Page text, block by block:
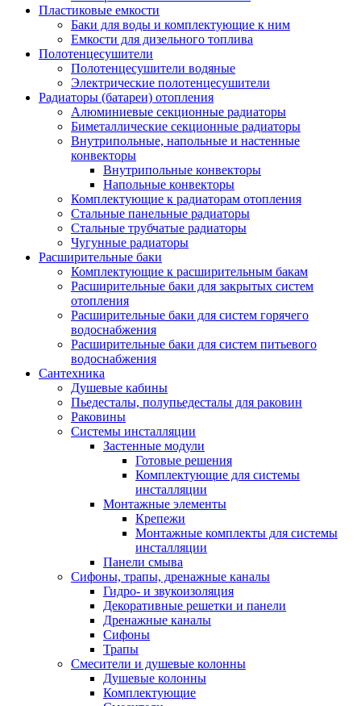
Пластиковые емкости
Баки для воды и комплектующие к ним
Емкости для дизельного топлива
Полотенцесушители
Полотенцесушители водяные
Электрические полотенцесушители
Радиаторы (батареи) отопления
Алюминиевые секционные радиаторы
Биметаллические секционные радиаторы
Внутрипольные, напольные и настенные
конвекторы
Внутрипольные конвекторы
Напольные конвекторы
Комплектующие к радиаторам отопления
Стальные панельные радиаторы
Стальные трубчатые радиаторы
Чугунные радиаторы
Расширительные баки
Комплектующие к расширительным бакам
Расширительные баки для закрытых систем
отопления
Расширительные баки для систем горячего
водоснабжения
Расширительные баки для систем питьевого
водоснабжения
Сантехника
Душевые кабины
Пьедесталы, полупьедесталы для раковин
Раковины
Системы инсталляции
Застенные модули
Готовые решения
Комплектующие для системы
инсталляции
Монтажные элементы
Крепежи
Монтажные комплекты для системы
инсталляции
Панели смыва
Сифоны, трапы, дренажные каналы
Гидро- и звукоизоляция
Декоративные решетки и панели
Дренажные каналы
Сифоны
Трапы
Смесители и душевые колонны
Душевые колонны
Комплектующие